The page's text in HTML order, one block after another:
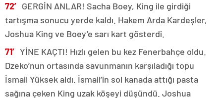
72′ GERGİN ANLAR! Sacha Boey, King ile girdiği
tartışma sonucu yerde kaldı. Hakem Arda Kardeşler,
Joshua King ve Boey’e sarı kart gösterdi.
71′ YİNE KAÇTI! Hızlı gelen bu kez Fenerbahçe oldu.
Dzeko’nun ortasında savunmanın karşıladığı topu
İsmail Yüksek aldı. İsmail’in sol kanada attığı pasta
sağına çeken King uzak köşeyi düşündü. Joshua